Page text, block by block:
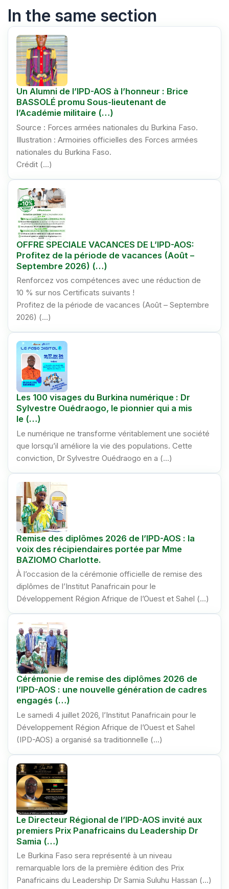
In the same section
Un Alumni de l’IPD-AOS à l’honneur : Brice
BASSOLÉ promu Sous-lieutenant de
l’Académie militaire (…)
Source : Forces armées nationales du Burkina Faso.
Illustration : Armoiries officielles des Forces armées
nationales du Burkina Faso.
Crédit (…)
OFFRE SPECIALE VACANCES DE L’IPD-AOS:
Profitez de la période de vacances (Août –
Septembre 2026) (…)
Renforcez vos compétences avec une réduction de
10 % sur nos Certificats suivants !
Profitez de la période de vacances (Août – Septembre
2026) (…)
Les 100 visages du Burkina numérique : Dr
Sylvestre Ouédraogo, le pionnier qui a mis
le (…)
Le numérique ne transforme véritablement une société
que lorsqu’il améliore la vie des populations. Cette
conviction, Dr Sylvestre Ouédraogo en a (…)
Remise des diplômes 2026 de l’IPD-AOS : la
voix des récipiendaires portée par Mme
BAZIOMO Charlotte.
À l’occasion de la cérémonie officielle de remise des
diplômes de l’Institut Panafricain pour le
Développement Région Afrique de l’Ouest et Sahel (…)
Cérémonie de remise des diplômes 2026 de
l’IPD-AOS : une nouvelle génération de cadres
engagés (…)
Le samedi 4 juillet 2026, l’Institut Panafricain pour le
Développement Région Afrique de l’Ouest et Sahel
(IPD-AOS) a organisé sa traditionnelle (…)
Le Directeur Régional de l’IPD-AOS invité aux
premiers Prix Panafricains du Leadership Dr
Samia (…)
Le Burkina Faso sera représenté à un niveau
remarquable lors de la première édition des Prix
Panafricains du Leadership Dr Samia Suluhu Hassan (…)